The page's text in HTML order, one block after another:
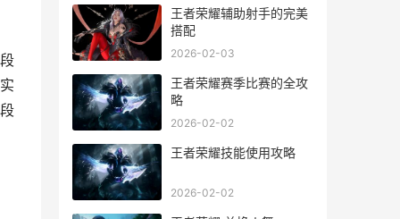
王者荣耀辅助射手的完美
搭配
2026-02-03
王者荣耀赛季比赛的全攻
略
2026-02-02
王者荣耀技能使用攻略
2026-02-02